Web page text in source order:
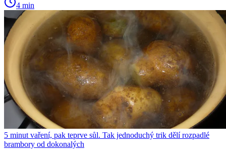
4 min
5 minut vaření, pak teprve sůl. Tak jednoduchý trik dělí rozpadlé
brambory od dokonalých